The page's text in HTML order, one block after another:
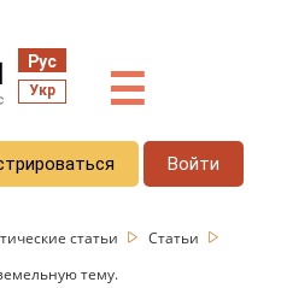
Рус
Укр ☰
Войти
статьи
Статьи
тему.